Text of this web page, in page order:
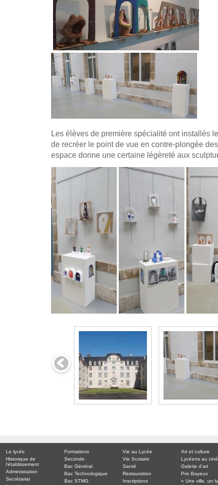
Les élèves de première spécialité ont installés
de recréer le point de vue en contre-plongée
espace donne une certaine légèreté aux
Le lycée
Historique de
l’établissement
Administration
Secrétariat
Formations
Seconde
Bac Général
Bac Technologique
Bac STMG
Vie au Lycée
Vie Scolaire
Santé
Restauration
Inscriptions
Art et culture
Lycéens au
Galerie d’art
Prix Bayeux
« Une ville, un